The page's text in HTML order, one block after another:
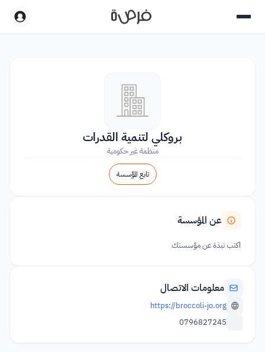
بروكلي لتنمية القدرات
منظمة غير حكومية
تابع المؤسسة
عن المؤسسة
اكتب نبذة عن مؤسستك
معلومات الاتصال
https://broccoli-jo.org
0796827245